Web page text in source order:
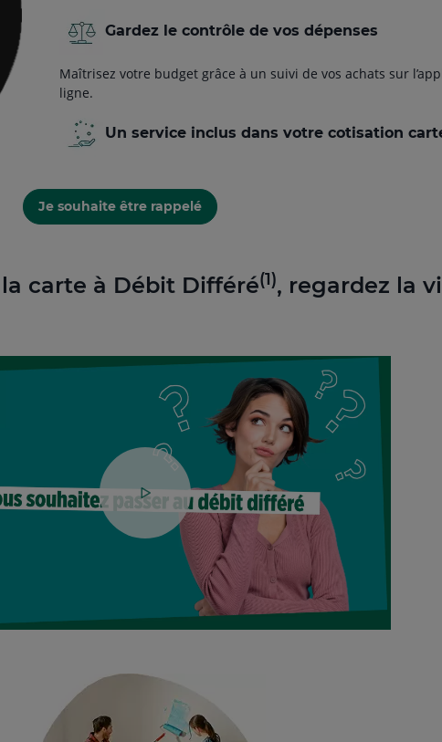
Gardez le contrôle de vos dépenses
Maîtrisez votre budget grâce à un suivi de vos achats sur
ligne.
Un service inclus dans votre cotisation
Je souhaite être rappelé
carte à Débit Différé(1), regardez la